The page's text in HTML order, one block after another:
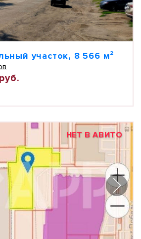
участок, 8 566 м²
НЕТ В АВИТО